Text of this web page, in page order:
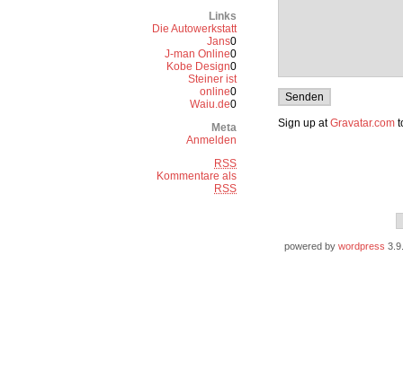
Links
Die Autowerkstatt
Jans0
J-man Online0
Kobe Design0
Steiner ist
online0
Waiu.de0
Meta
Anmelden
RSS
Kommentare als
RSS
Sign up atGravatar.com
powered by wordpress